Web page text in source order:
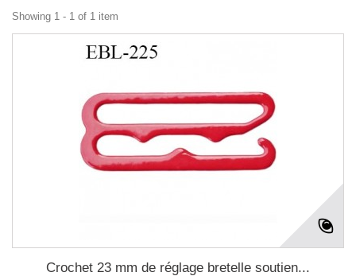
Showing 1 - 1 of 1 item
Crochet 23 mm de réglage bretelle soutien...